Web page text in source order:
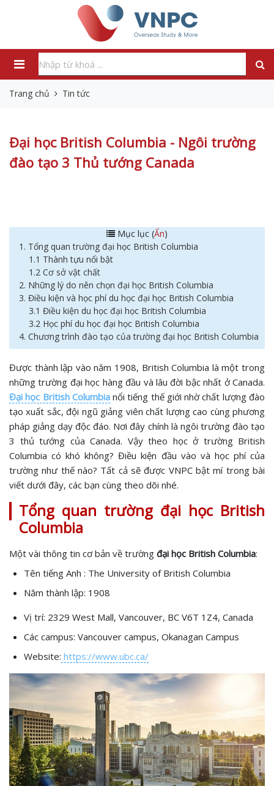
Trang chủ Tin tức
Đại học British Columbia - Ngôi trường
đào tạo 3 Thủ tướng Canada
Mục lục (Ẩn)
1. Tổng quan trường đại học British Columbia
1.1 Thành tựu nổi bật
1.2 Cơ sở vật chất
2. Những lý do nên chọn đại học British Columbia
3. Điều kiện và học phí du học đại học British Columbia
3.1 Điều kiện du học đại học British Columbia
3.2 Học phí du học đại học British Columbia
4. Chương trình đào tạo của trường đại học British Columbia
Được thành lập vào năm 1908, British Columbia là một trong
những trường đại học hàng đầu và lâu đời bậc nhất ở Canada.
Đại học British Columbianổi tiếng thế giới nhờ chất lượng đào
tạo xuất sắc, đội ngũ giảng viên chất lượng cao cùng phương
pháp giảng dạy độc đáo. Nơi đây chính là ngôi trường đào tạo
3 thủ tướng của Canada. Vậy theo học ở trường British
Columbia có khó không? Điều kiện đầu vào và học phí của
trường như thế nào? Tất cả sẽ được VNPC bật mí trong bài
viết dưới đây, các bạn cùng theo dõi nhé.
Tổng quan trường đại học British
Columbia
Một vài thông tin cơ bản về trường đại học British Columbia:
Tên tiếng Anh : The University of British Columbia
Năm thành lập: 1908
Vị trí: 2329 West Mall, Vancouver, BC V6T 1Z4, Canada
Các campus: Vancouver campus, Okanagan Campus
Website: https://www.ubc.ca/